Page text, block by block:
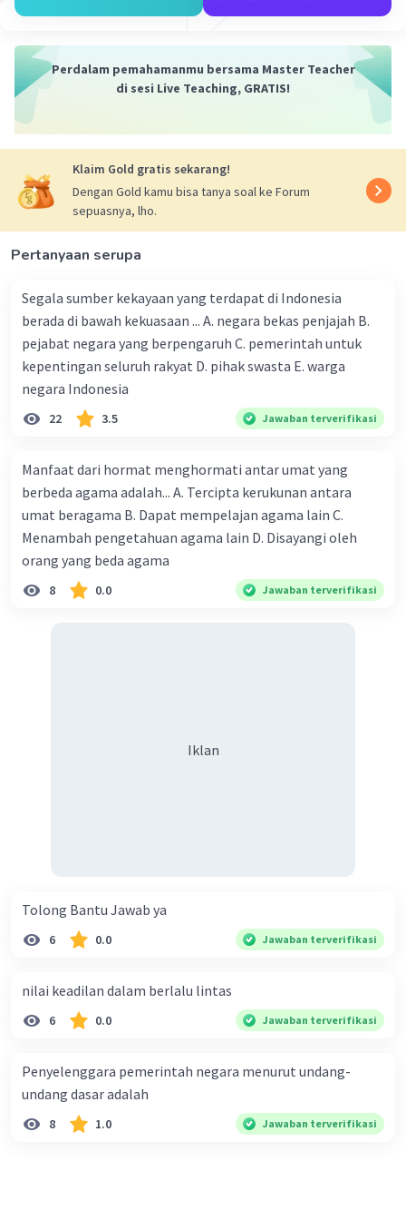
Iklan
Kita harus memiliki sikap terbuka dan tanggung
jawab terhadap konstitusi atau UUD karena hal
negara. Dengan sikap terbuka, kita dapat
memahami dan menghormati nilai-nilai yang
terkandung dalam konstitusi, sementara
tanggung jawab terhadap konstitusi menuntut
kita untuk mematuhi dan melaksanakan
dalamnya. Sikap terbuka juga memungkinkan
kita untuk mengawasi kinerja pemerintah agar
sesuai dengan konstitusi, sementara tanggung
jawab menuntut kita untuk mempelajari
undang-undang yang berlaku dan ikut serta
dalam proses demokrasi, seperti pemilihan
umum. Dengan demikian, sikap terbuka dan
landasan penting dalam membangun kesadaran
berkonstitusi dan memperkuat sistem
demokrasi di Indonesia
Beri Rating·0.0(
Perdalam pemahamanmu bersama Master Teacher
di sesi Live Teaching, GRATIS!
Klaim Gold gratis sekarang!
Dengan Gold kamu bisa tanya soal ke Forum
sepuasnya, lho.
Pertanyaan serupa
Segala sumber kekayaan yang terdapat di Indonesia
berada di bawah kekuasaan ... A. negara bekas penjajah B.
pejabat negara yang berpengaruh C. pemerintah untuk
kepentingan seluruh rakyat D. pihak swasta E. warga
negara Indonesia
22 3.5 Jawaban terverifikasi
Manfaat dari hormat menghormati antar umat yang
berbeda agama adalah... A. Tercipta kerukunan antara
umat beragama B. Dapat mempelajan agama lain C.
Menambah pengetahuan agama lain D. Disayangi oleh
orang yang beda agama
8 0.0 Jawaban terverifikasi
Iklan
Tolong Bantu Jawab ya
6 0.0 Jawaban terverifikasi
nilai keadilan dalam berlalu lintas
6 0.0 Jawaban terverifikasi
Penyelenggara pemerintah negara menurut undang-
undang dasar adalah
8 1.0 Jawaban terverifikasi